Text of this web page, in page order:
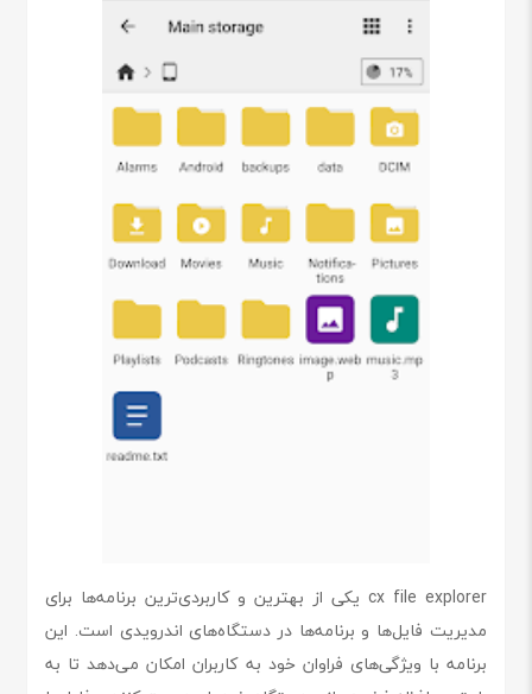
cx file explorer یکی از بهترین و کاربردی‌ترین برنامه‌ها برای
مدیریت فایل‌ها و برنامه‌ها در دستگاه‌های اندرویدی است. این
برنامه با ویژگی‌های فراوان خود به کاربران امکان می‌دهد تا به